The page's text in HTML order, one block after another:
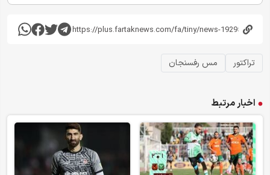
تراکتور مس رفسنجان
اخبار مرتبط